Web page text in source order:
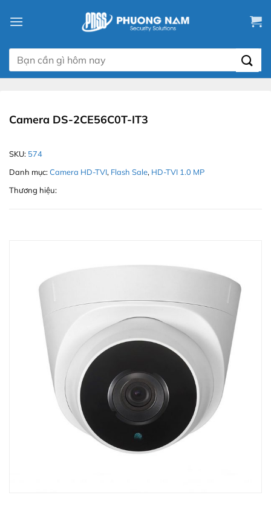
đến
dung
Tìm
kiếm:
Camera DS-2CE56C0T-IT3
SKU: 574
Danh mục:Camera HD-TVI, Flash Sale, HD-TVI 1.0 MP
Thương hiệu: